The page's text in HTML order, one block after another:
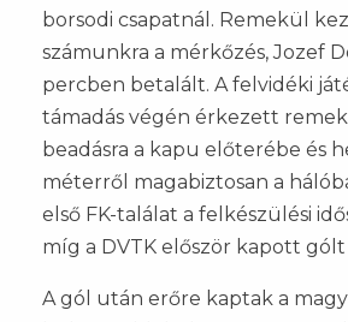
borsodi csapatnál. Remekül
számunkra a mérkőzés, Jozef
percben betalált. A felvidéki
támadás végén érkezett
beadásra a kapu előterébe és
méterről magabiztosan a
első FK-találat a felkészülési
míg a DVTK először kapott
A gól után erőre kaptak a